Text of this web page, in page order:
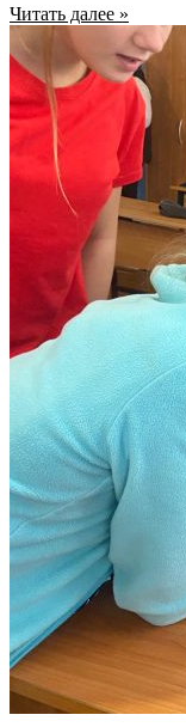
Читать далее »